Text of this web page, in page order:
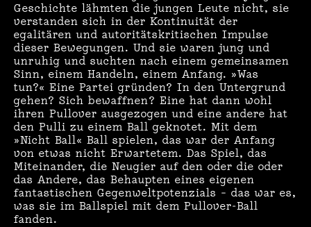
Geschichte lähmten die jungen Leute nicht, sie
verstanden sich in der Kontinuität der
egalitären und autoritätskritischen Impulse
dieser Bewegungen. Und sie waren jung und
unruhig und suchten nach einem gemeinsamen
Sinn, einem Handeln, einem Anfang. »Was
tun?« Eine Partei gründen? In den Untergrund
gehen? Sich bewaffnen? Eine hat dann wohl
ihren Pullover ausgezogen und eine andere hat
den Pulli zu einem Ball geknotet. Mit dem
»Nicht Ball« Ball spielen, das war der Anfang
von etwas nicht Erwartetem. Das Spiel, das
Miteinander, die Neugier auf den oder die oder
das Andere, das Behaupten eines eigenen
fantastischen Gegenweltpotenzials – das war es,
was sie im Ballspiel mit dem Pullover-Ball
fanden.